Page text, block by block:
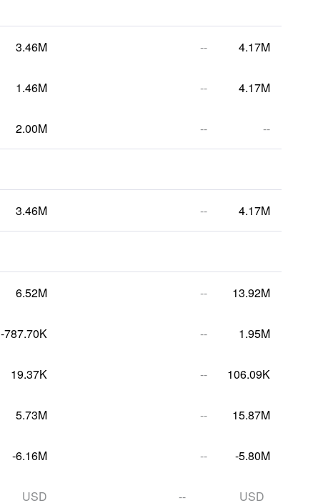
3.46M -- 4.17M
1.46M -- 4.17M
2.00M -- --
3.46M -- 4.17M
6.52M -- 13.92M
-787.70K -- 1.95M
19.37K -- 106.09K
5.73M -- 15.87M
-6.16M -- -5.80M
USD -- USD